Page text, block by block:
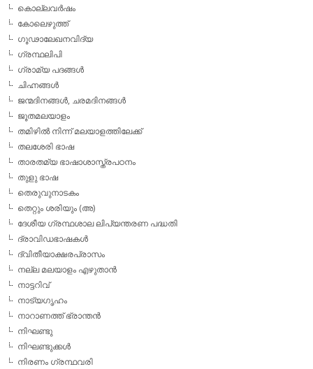
കൊല്ലവര്‍ഷം
കോലെഴുത്ത്
ഗൂഢാലേഖനവിദ്യ
ഗ്രന്ഥലിപി
ഗ്രാമ്യ പദങ്ങള്‍
ചിഹ്നങ്ങള്‍
ജന്മദിനങ്ങള്‍, ചരമദിനങ്ങള്‍
ജൂതമലയാളം
തമിഴില്‍ നിന്ന് മലയാളത്തിലേക്ക്
തലശേരി ഭാഷ
താരതമ്യ ഭാഷാശാസ്ത്രപഠനം
തുളു ഭാഷ
തെരുവുനാടകം
തെറ്റും ശരിയും (അ)
ദേശീയ ഗ്രന്ഥശാല ലിപ്യന്തരണ പദ്ധതി
ദ്രാവിഡഭാഷകള്‍
ദ്വിതീയാക്ഷരപ്രാസം
നല്ല മലയാളം എഴുതാന്‍
നാട്ടറിവ്
നാട്യഗൃഹം
നാറാണത്ത് ഭ്രാന്തന്‍
നിഘണ്ടു
നിഘണ്ടുക്കള്‍
നിരണം ഗ്രന്ഥവരി